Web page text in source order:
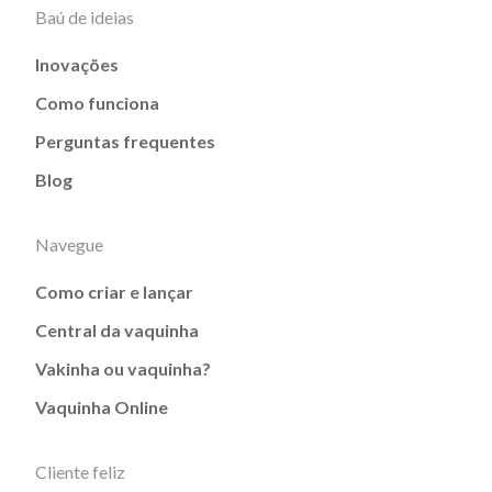
Baú de ideias
Inovações
Como funciona
Perguntas frequentes
Blog
Navegue
Como criar e lançar
Central da vaquinha
Vakinha ou vaquinha?
Vaquinha Online
Cliente feliz